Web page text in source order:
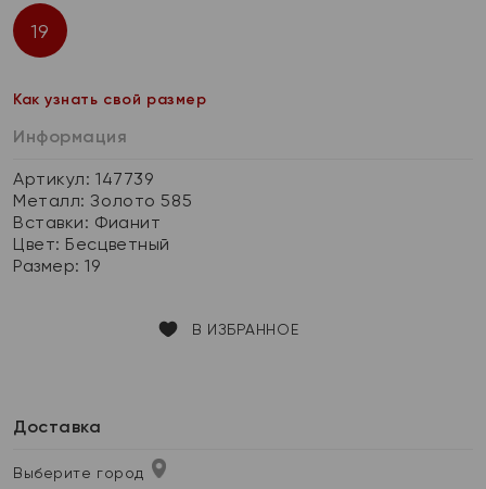
19
Как узнать свой размер
Информация
Артикул: 147739
Металл:Золото 585
Вставки: Фианит
Цвет: Бесцветный
Размер:19
В ИЗБРАННОЕ
Доставка
Выберите город